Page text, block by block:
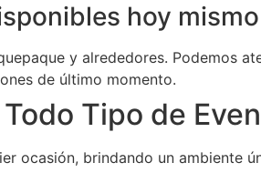
hoy mismo
y alrededores. Podemos
de último momento.
Tipo de
ocasión, brindando un ambiente